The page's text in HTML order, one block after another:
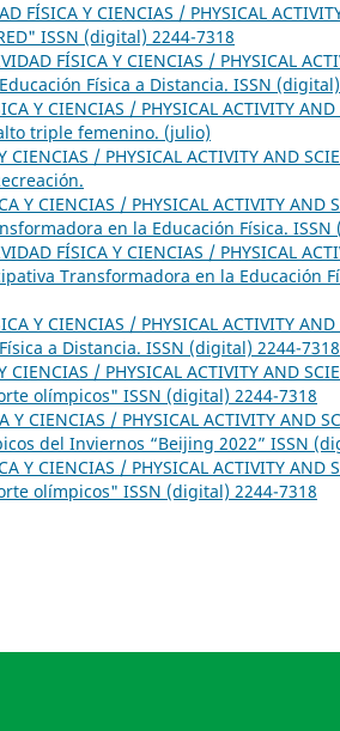
FÍSICA Y CIENCIAS / PHYSICAL
ISSN (digital) 2244-7318
FÍSICA Y CIENCIAS / PHYSICAL
Física a Distancia. ISSN
Y CIENCIAS / PHYSICAL ACTIVITY
triple femenino. (julio)
CIENCIAS / PHYSICAL ACTIVITY AND
Y CIENCIAS / PHYSICAL ACTIVITY AND
en la Educación Física. ISSN
FÍSICA Y CIENCIAS / PHYSICAL
Transformadora en la Educación
Y CIENCIAS / PHYSICAL ACTIVITY
a Distancia. ISSN (digital) 2244-7318
CIENCIAS / PHYSICAL ACTIVITY AND
olímpicos" ISSN (digital) 2244-7318
Y CIENCIAS / PHYSICAL ACTIVITY AND
del Inviernos “Beijing 2022” ISSN
Y CIENCIAS / PHYSICAL ACTIVITY AND
olímpicos" ISSN (digital) 2244-7318